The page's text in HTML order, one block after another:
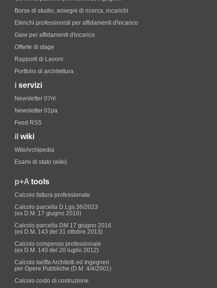
Borse di studio, assegni di ricerca, incarichi
Elenchi professionisti per affidamenti d'incarico
Gare per affidamenti d'incarico
Offerte di stage
Rapporti di Lavoro
Portfolio di architettura
i servizi
Newsletter 07nl
Newsletter 01pa
Feed RSS
il wiki
WikiArchipedia
Esami di stato (wiki)
p+A tools
Calcolo fattura professionale
Calcolo parcella D.Lgs.36/2023
(ex D.M. 17 giugno 2016)
Calcolo parcella DM 17 giugno 2016
(ex D.M. 143 del 31 ottobre 2013)
Calcolo compenso professionale
(ex D.M. 140 del 20 luglio 2012)
Calcolo tariffa Architetti ed Ingegneri
per Opere Pubbliche (D.M. 4/4/2001)
Calcolo costo di costruzione